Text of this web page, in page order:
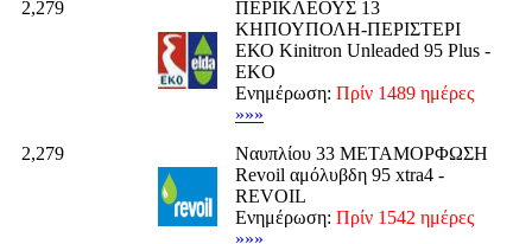
2,279
ΠΕΡΙΚΛΕΟΥΣ 13
ΚΗΠΟΥΠΟΛΗ-ΠΕΡΙΣΤΕΡΙ
ΕΚΟ Kinitron Unleaded 95 Plus -
EKO
Ενημέρωση: Πρίν 1489 ημέρες
»»»
2,279
Ναυπλίου 33 ΜΕΤΑΜΟΡΦΩΣΗ
Revoil αμόλυβδη 95 xtra4 -
REVOIL
Ενημέρωση: Πρίν 1542 ημέρες
»»»